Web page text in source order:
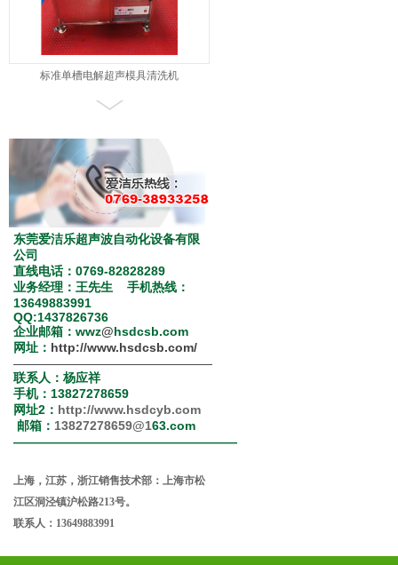
标准单槽电解超声模具清洗机
东莞爱洁乐超声波自动化设备有限
公司
直线电话：0769-82828289
业务经理：王先生 手机热线：
13649883991
QQ:1437826736
企业邮箱：wwz@hsdcsb.com
网址： http://www.hsdcsb.com/
————————————————
联系人：杨应祥
手机：13827278659
网址2： http://www.hsdcyb.com
邮箱： 13827278659@163.com
——————————————————
上海，江苏，浙江销售技术部：上海市松
江区洞泾镇沪松路213号。
联系人：13649883991